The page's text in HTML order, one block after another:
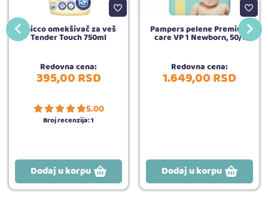
Chicco omekšivač za veš
Tender Touch 750ml
Redovna cena:
395,00RSD
5.00
Broj recenzija:1
Dodaj u korpu
Pampers pelene Premium
care VP 1 Newborn, 50/1
Redovna cena:
1.649,00RSD
Dodaj u korpu